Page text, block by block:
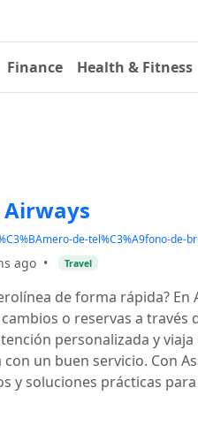
Finance Health & Fitness
de-tel%C3%A9fono-de-
ago • Travel
de forma rápida? En
o reservas a través
personalizada y
un buen servicio. Con
y soluciones prácticas para